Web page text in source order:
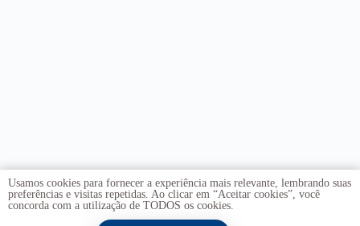
Usamos cookies para fornecer a experiência mais relevante, lembrando suas
preferências e visitas repetidas. Ao clicar em “Aceitar cookies”, você
concorda com a utilização de TODOS os cookies.